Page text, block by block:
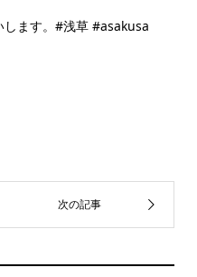
します。#浅草 #asakusa